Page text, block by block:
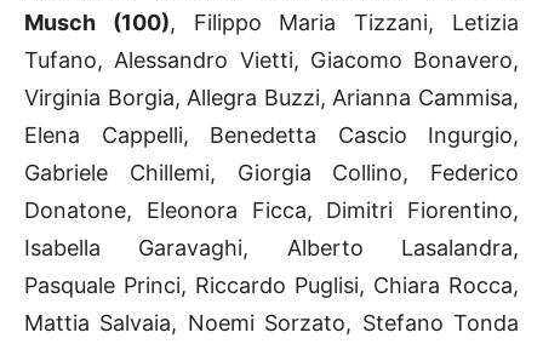
Musch (100), Filippo Maria Tizzani, Letizia
Tufano, Alessandro Vietti, Giacomo Bonavero,
Virginia Borgia, Allegra Buzzi, Arianna Cammisa,
Elena Cappelli, Benedetta Cascio Ingurgio,
Gabriele Chillemi, Giorgia Collino, Federico
Donatone, Eleonora Ficca, Dimitri Fiorentino,
Isabella Garavaghi, Alberto Lasalandra,
Pasquale Princi, Riccardo Puglisi, Chiara Rocca,
Mattia Salvaia, Noemi Sorzato, Stefano Tonda